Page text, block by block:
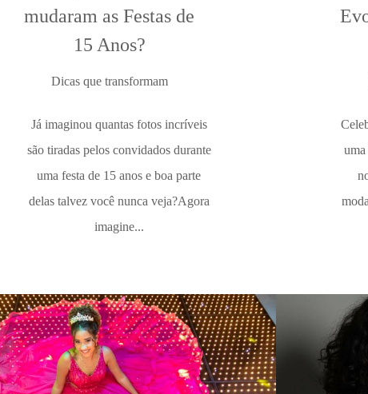
mudaram as Festas de
15 Anos?
Dicas que transformam
Já imaginou quantas fotos incríveis
são tiradas pelos convidados durante
uma festa de 15 anos e boa parte
delas talvez você nunca veja?Agora
imagine...
uma